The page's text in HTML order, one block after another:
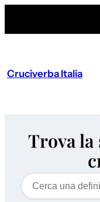
Cruciverba Italia
Trova la
Cerca